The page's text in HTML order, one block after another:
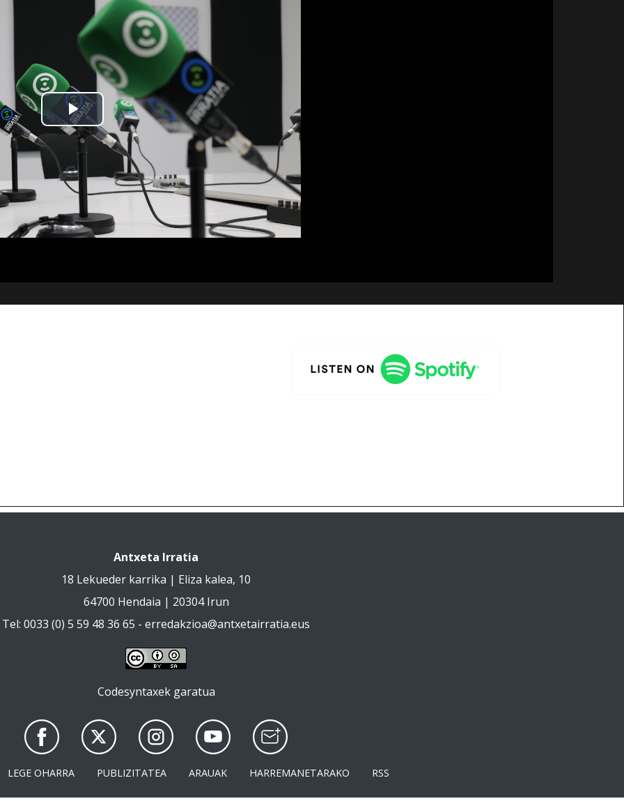
Antxeta Irratia
18 Lekueder karrika | Eliza kalea, 10
64700 Hendaia | 20304 Irun
Tel: 0033 (0) 5 59 48 36 65 - erredakzioa@antxetairratia.eus
Codesyntaxek garatua
LEGE OHARRA PUBLIZITATEA ARAUAK HARREMANETARAKO RSS